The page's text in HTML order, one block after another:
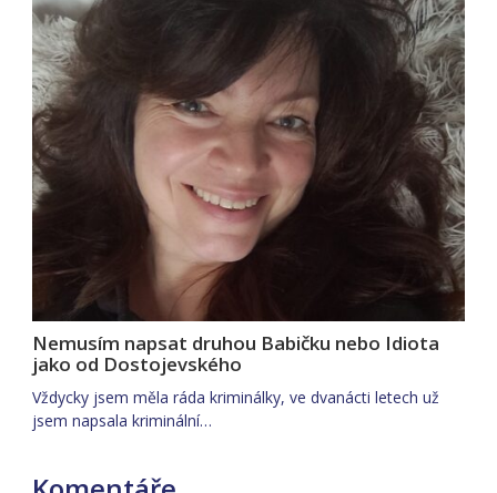
Nemusím napsat druhou Babičku nebo Idiota
jako od Dostojevského
Vždycky jsem měla ráda kriminálky, ve dvanácti letech už
jsem napsala kriminální…